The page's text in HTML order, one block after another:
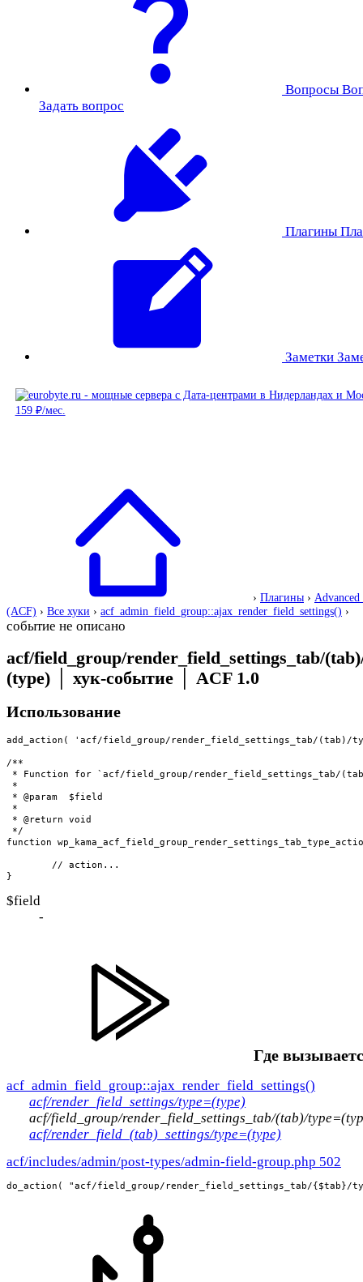
Вопросы
Задать вопрос
Плагины
Заметки
› Плагины ›
(ACF) › Все хуки › acf_admin_field_group::ajax_render_field_settings() ›
событие не описано
acf/field_group/render_field_settings_tab/
(type)
хук-событие ACF 1.0
Использование
add_action( 'acf/field_group/render_field_settings_tab/(tab)/
/**
* Function for `acf/field_group/render_field_settings_tab/
*
* @param  $field
*
* @return void
*/
function
}
$field
-
Где
acf_admin_field_group::ajax_render_field_settings()
acf/render_field_settings/type=(type)
acf/field_group/render_field_settings_tab/(tab)/
acf/render_field_(tab)_settings/type=(type)
acf/includes/admin/post-types/admin-field-group.php 502
do_action( "acf/field_group/render_field_settings_tab/